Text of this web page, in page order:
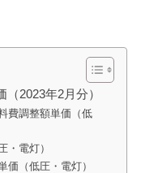
2023年2月分）
費調整額単価（低
・電灯）
価（低圧・電灯）